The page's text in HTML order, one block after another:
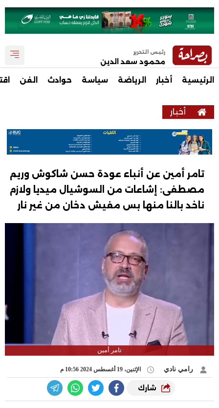
رئيس التحرير
محمود سعد الدين
الرئيسية أخبار الرياضة سياسة حوادث الفن
أخبار
تامر أمين عن أنباء عودة حسن شاكوش وريم
مصطفى: إشاعات من السوشيال ميديا ولازم
ناخد بالنا منها بس مفيش دخان من غير نار
تامر أمين
رامي نادي الإثنين، 19 أغسطس 2024 10:56 م
شارك